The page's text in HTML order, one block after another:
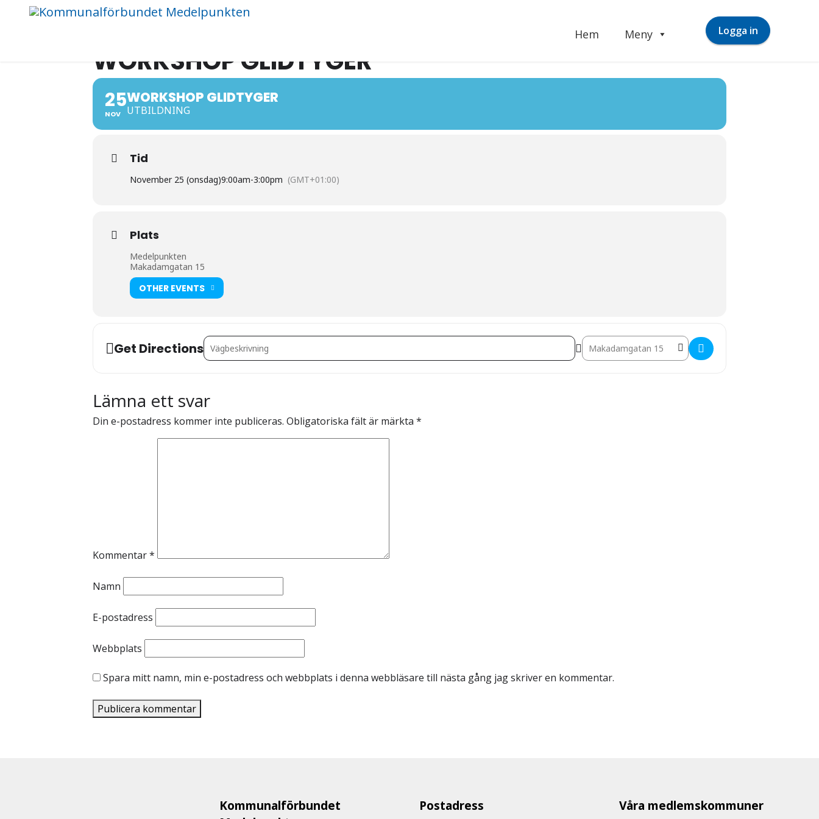
Hem Meny Logga in
WORKSHOP GLIDTYGER
25
NOV
WORKSHOP GLIDTYGER
UTBILDNING
Tid
November 25 (onsdag)9:00am-3:00pm (GMT+01:00)
Plats
Medelpunkten
Makadamgatan 15
OTHER EVENTS
Get Directions
Address - Workshop Glidtyger [] Destination Address - Workshop Glidtyger []
Lämna ett svar
Din e-postadress kommer inte publiceras. Obligatoriska fält är märkta *
Kommentar*
Namn
E-postadress
Webbplats
Spara mitt namn, min e-postadress och webbplats i denna webbläsare till nästa gång jag skriver en kommentar.
Kommunalförbundet
Postadress Våra medlemskommuner